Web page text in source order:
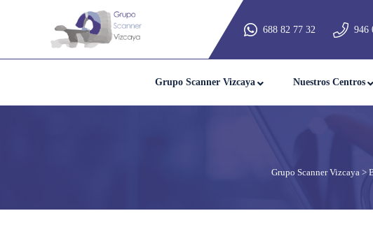
688 82 77 32 946
Grupo Scanner Vizcaya Nuestros Centros
Grupo Scanner Vizcaya >